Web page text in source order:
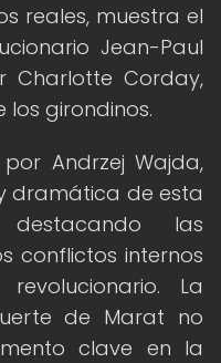
reales, muestra el
Jean-Paul
Corday,
los girondinos.
Andrzej Wajda,
dramática de esta
destacando las
conflictos internos
La
de Marat no
clave en la